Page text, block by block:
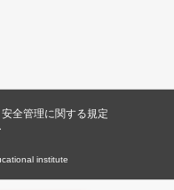
安全管理に関する規定
institute